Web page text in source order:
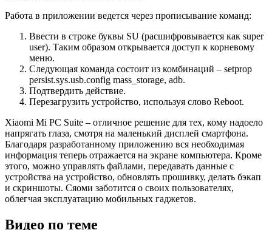
Работа в приложении ведется через прописывание команд:
Ввести в строке буквы SU (расшифровывается как super
user). Таким образом открывается доступ к корневому
меню.
Следующая команда состоит из комбинаций – setprop
persist.sys.usb.config mass_storage, adb.
Подтвердить действие.
Перезагрузить устройство, используя слово Reboot.
Xiaomi Mi PC Suite – отличное решение для тех, кому надоело
напрягать глаза, смотря на маленький дисплей смартфона.
Благодаря разработанному приложению вся необходимая
информация теперь отражается на экране компьютера. Кроме
этого, можно управлять файлами, передавать данные с
устройства на устройство, обновлять прошивку, делать бэкап
и скриншоты. Сяоми заботится о своих пользователях,
облегчая эксплуатацию мобильных гаджетов.
Видео по теме